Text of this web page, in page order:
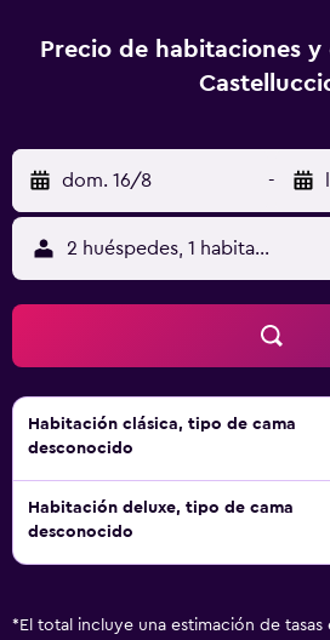
alojamiento, y Museo Regional de
aeropuerto (Aeropuerto Tito
Precio de habitaciones y
dom. 16/8 -
2 huéspedes, 1 habitación
Habitación clásica, tipo de cama
desconocido
Habitación deluxe, tipo de cama
desconocido
* El total incluye una estimación de tasas